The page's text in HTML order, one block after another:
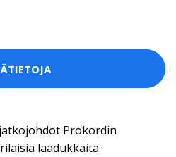
Prokordin
laadukkaita